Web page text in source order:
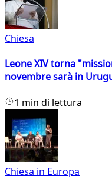
Chiesa
Leone XIV torna
novembre sarà in
1 min di lettura
Chiesa in Europa